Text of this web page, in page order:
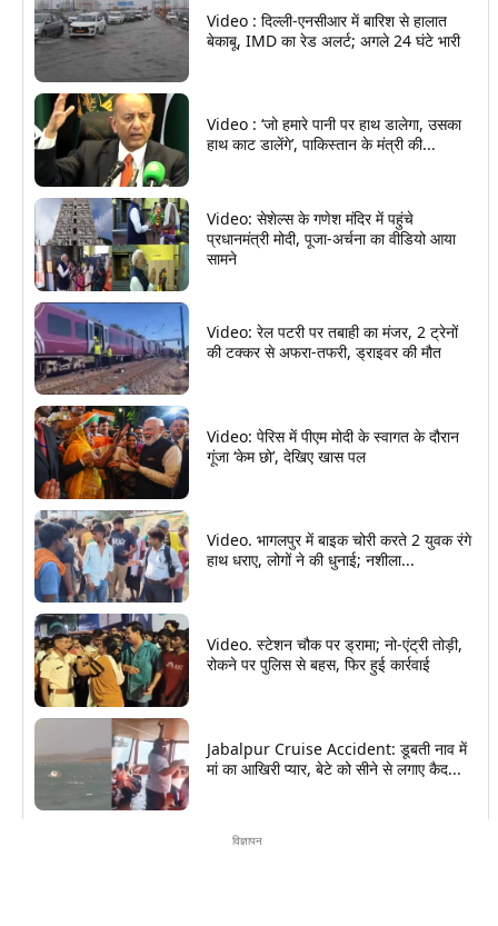
Video : दिल्ली-एनसीआर में बारिश से हालात
बेकाबू, IMD का रेड अलर्ट; अगले 24 घंटे भारी
Video : ‘जो हमारे पानी पर हाथ डालेगा, उसका
हाथ काट डालेंगे’, पाकिस्तान के मंत्री की...
Video: सेशेल्स के गणेश मंदिर में पहुंचे
प्रधानमंत्री मोदी, पूजा-अर्चना का वीडियो आया
सामने
Video: रेल पटरी पर तबाही का मंजर, 2 ट्रेनों
की टक्कर से अफरा-तफरी, ड्राइवर की मौत
Video: पेरिस में पीएम मोदी के स्वागत के दौरान
गूंजा ‘केम छो’, देखिए खास पल
Video. भागलपुर में बाइक चोरी करते 2 युवक रंगे
हाथ धराए, लोगों ने की धुनाई; नशीला...
Video. स्टेशन चौक पर ड्रामा; नो-एंट्री तोड़ी,
रोकने पर पुलिस से बहस, फिर हुई कार्रवाई
Jabalpur Cruise Accident: डूबती नाव में
मां का आखिरी प्यार, बेटे को सीने से लगाए कैद...
विज्ञापन